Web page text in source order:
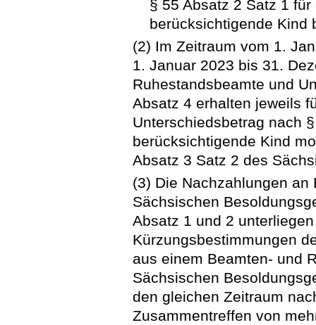
§ 55 Absatz 2 Satz 1
berücksichtigende Kind
(2) Im Zeitraum vom 1.
1. Januar 2023 bis 31.
Ruhestandsbeamte und
Absatz 4 erhalten jeweils
Unterschiedsbetrag nach
berücksichtigende Kind
Absatz 3 Satz 2 des
(3) Die Nachzahlungen
Sächsischen
Absatz 1 und 2
Kürzungsbestimmungen
aus einem Beamten- und
Sächsischen
den gleichen Zeitraum
Zusammentreffen von